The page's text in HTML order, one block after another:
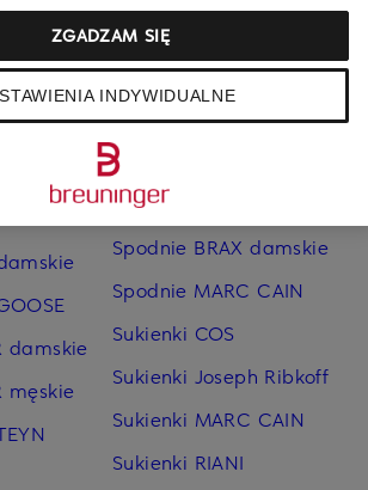
damskie
męskie
Pierścionki TIFFANY & Co.
Płaszcze puchowe Marc
O'Polo
Sneakersy GUCCI
damskie
Spodnie BRAX damskie
Spodnie MARC CAIN
Sukienki COS
Sukienki Joseph Ribkoff
Sukienki MARC CAIN
Sukienki RIANI
INDYWIDUALNE
ZGADZAM SIĘ